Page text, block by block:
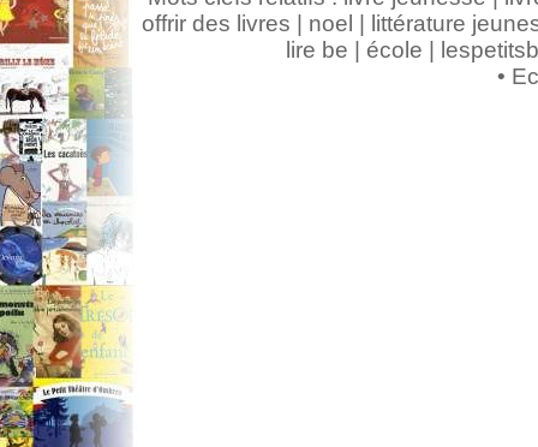
offrir des livres | noel | littérature
lire be | école |
•